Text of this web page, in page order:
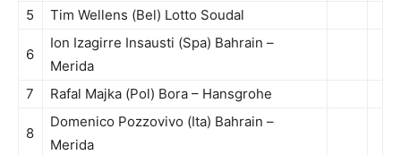
5 Tim Wellens (Bel) Lotto Soudal
6
Ion Izagirre Insausti (Spa) Bahrain –
Merida
7
Rafal Majka (Pol) Bora – Hansgrohe
8
Domenico Pozzovivo (Ita) Bahrain –
Merida